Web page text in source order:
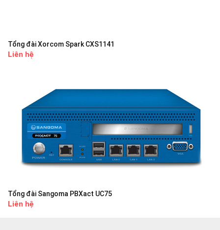
Tổng đài Xorcom Spark CXS1141
Liên hệ
Tổng đài Sangoma PBXact UC75
Liên hệ